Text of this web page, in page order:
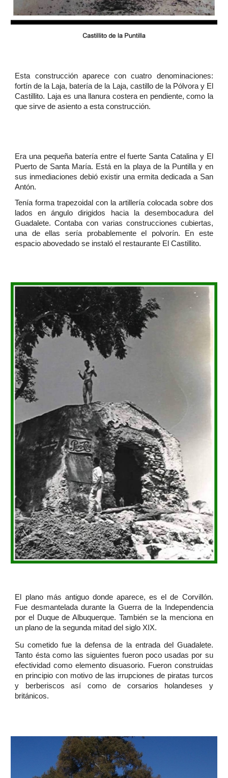
Esta construcción aparece con cuatro denominaciones:
fortín de la Laja, batería de la Laja, castillo de la Pólvora y El
Castillito. Laja es una llanura costera en pendiente, como la
que sirve de asiento a esta construcción.
Era una pequeña batería entre el fuerte Santa Catalina y El
Puerto de Santa María. Está en la playa de la Puntilla y en
sus inmediaciones debió existir una ermita dedicada a San
Antón.
Tenía forma trapezoidal con la artillería colocada sobre dos
lados en ángulo dirigidos hacia la desembocadura del
Guadalete. Contaba con varias construcciones cubiertas,
una de ellas sería probablemente el polvorín. En este
espacio abovedado se instaló el restaurante El Castillito.
El plano más antiguo donde aparece, es el de Corvillón.
Fue desmantelada durante la Guerra de la Independencia
por el Duque de Albuquerque. También se la menciona en
un plano de la segunda mitad del siglo XIX.
Su cometido fue la defensa de la entrada del Guadalete.
Tanto ésta como las siguientes fueron poco usadas por su
efectividad como elemento disuasorio. Fueron construidas
en principio con motivo de las irrupciones de piratas turcos
y berberiscos así como de corsarios holandeses y
británicos.